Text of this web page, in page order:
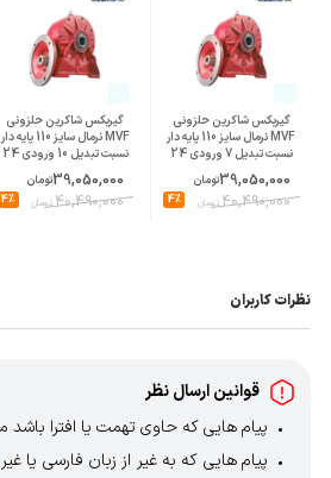
گیربکس شاکرین حلزونی
MVF نرمال سایز 110 پایه دار
نسبت تبدیل 7 ورودی 24
پوسته چدن
39,050,000تومان
40,490,000تومان 4%
گیربکس شاکرین حلزونی
MVF نرمال سایز 110 پایه دار
نسبت تبدیل 10 ورودی 24
پوسته چدن
39,050,000تومان
40,490,000تومان 4%
نظرات کاربران
قوانین ارسال نظر
پیام هایی که حاوی تهمت یا افترا
پیام هایی که به غیر از زبان فارسی یا